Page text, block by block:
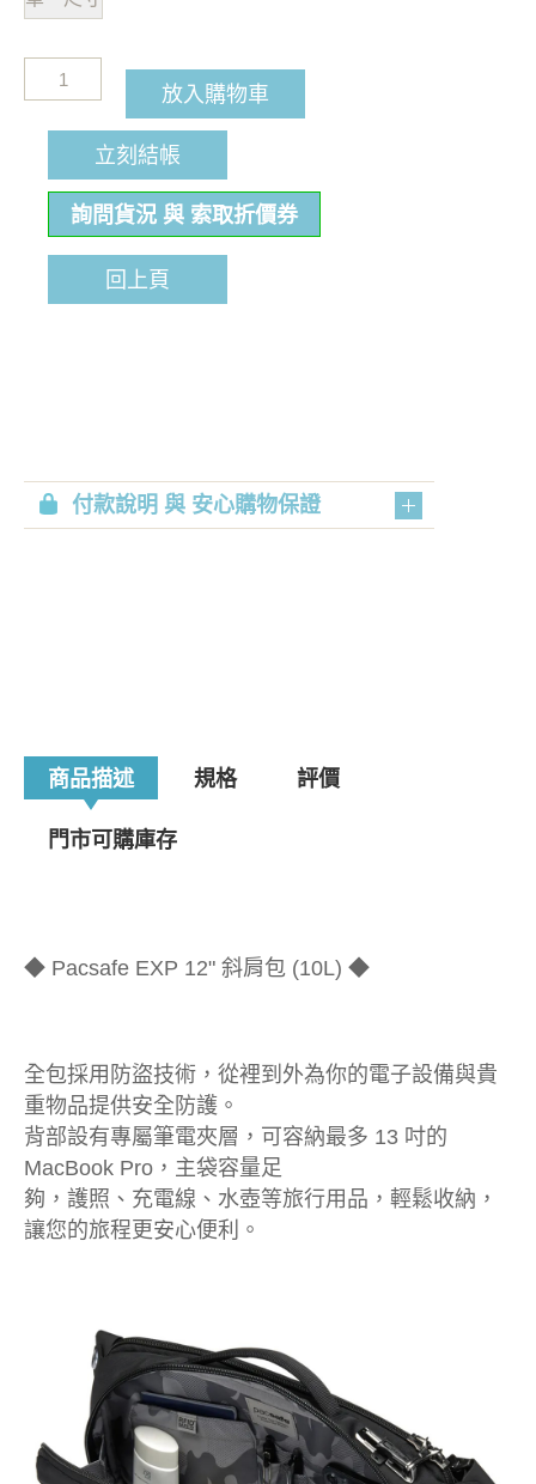
放入購物車
立刻結帳
詢問貨況 與 索取折價券
回上頁
付款說明 與 安心購物保證
商品描述 規格 評價
門市可購庫存
◆ Pacsafe EXP 12" 斜肩包 (10L) ◆
全包採用防盜技術，從裡到外為你的電子設備與貴
重物品提供安全防護。
背部設有專屬筆電夾層，可容納最多 13 吋的
MacBook Pro，主袋容量足
夠，護照、充電線、水壺等旅行用品，輕鬆收納，
讓您的旅程更安心便利。